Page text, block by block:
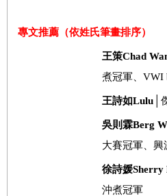
專文推薦（依姓氏筆畫排序）
王策Chad
煮冠軍、VWI
王詩如Lulu │
吳則霖Berg
大賽冠軍、興
徐詩媛Sherry
沖煮冠軍